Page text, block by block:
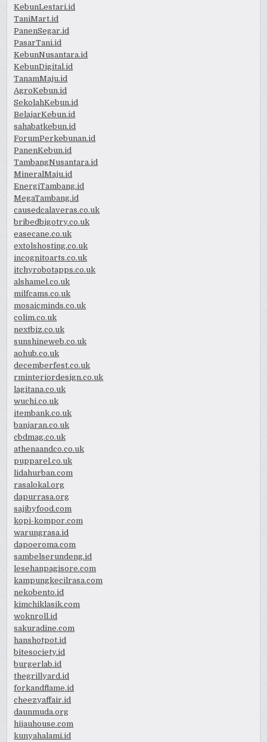
KebunLestari.id
TaniMart.id
PanenSegar.id
PasarTani.id
KebunNusantara.id
KebunDigital.id
TanamMaju.id
AgroKebun.id
SekolahKebun.id
BelajarKebun.id
sahabatkebun.id
ForumPerkebunan.id
PanenKebun.id
TambangNusantara.id
MineralMaju.id
EnergiTambang.id
MegaTambang.id
causedcalaveras.co.uk
bribedbigotry.co.uk
easecane.co.uk
extolshosting.co.uk
incognitoarts.co.uk
itchyrobotapps.co.uk
alshamel.co.uk
milfcams.co.uk
mosaicminds.co.uk
colim.co.uk
nextbiz.co.uk
sunshineweb.co.uk
aohub.co.uk
decemberfest.co.uk
rminteriordesign.co.uk
lagitana.co.uk
wuchi.co.uk
itembank.co.uk
banjaran.co.uk
cbdmag.co.uk
athenaandco.co.uk
pupparel.co.uk
lidahurban.com
rasalokal.org
dapurrasa.org
sajibyfood.com
kopi-kompor.com
warungrasa.id
dapoeroma.com
sambelserundeng.id
lesehanpagisore.com
kampungkecilrasa.com
nekobento.id
kimchiklasik.com
woknroll.id
sakuradine.com
hanshotpot.id
bitesociety.id
burgerlab.id
thegrillyard.id
forkandflame.id
cheezyaffair.id
daunmuda.org
hijauhouse.com
kunyahalami.id